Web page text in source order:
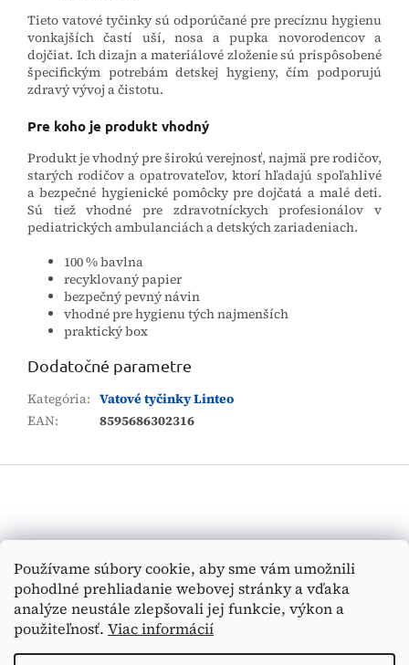
Používame súbory cookie, aby sme vám umožnili
pohodlné prehliadanie webovej stránky a vďaka
analýze neustále zlepšovali jej funkcie, výkon a
použiteľnosť. Viac informácií
Tieto vatové tyčinky sú odporúčané pre precíznu hygienu
vonkajších častí uší, nosa a pupka novorodencov a
dojčiat. Ich dizajn a materiálové zloženie sú prispôsobené
špecifickým potrebám detskej hygieny, čím podporujú
zdravý vývoj a čistotu.
Pre koho je produkt vhodný
Produkt je vhodný pre širokú verejnosť, najmä pre rodičov,
starých rodičov a opatrovateľov, ktorí hľadajú spoľahlivé
a bezpečné hygienické pomôcky pre dojčatá a malé deti.
Sú tiež vhodné pre zdravotníckych profesionálov v
pediatrických ambulanciách a detských zariadeniach.
100 % bavlna
recyklovaný papier
bezpečný pevný návin
vhodné pre hygienu tých najmenších
praktický box
Dodatočné parametre
Kategória: Vatové tyčinky Linteo
EAN: 8595686302316
Z
ä
HĽADAŤ